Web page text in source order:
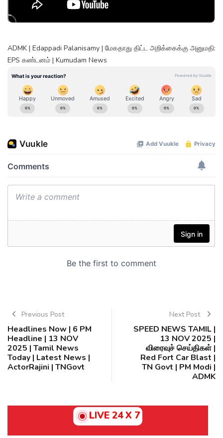
ADMK | Edappadi Palanisamy | மேகதாது திட்ட அறிக்கைக்கு அனுமதி:
EPS கண்டனம் | Kumudam News
Previous Post
Headlines Now | 6 PM
Headline | 13 NOV
2025 | Tamil News
Today | Latest News |
ActorRajini | TNGovt
Next Post
SPEED NEWS TAMIL |
13 NOV 2025 |
விரைவுச் செய்திகள் |
Red Fort Car Blast |
TN Govt | PM Modi |
ADMK
LIVE 24 X 7